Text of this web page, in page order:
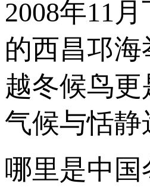
2008年11
的西昌邛
越冬候鸟
气候与恬静
哪里是中